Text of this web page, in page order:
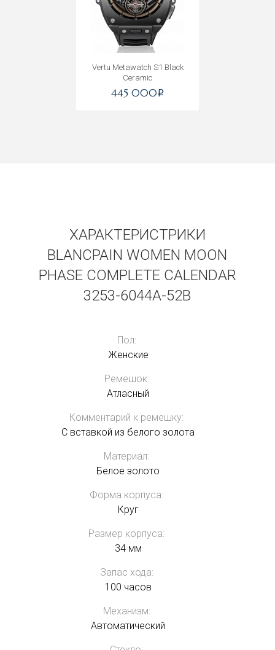
Vertu Metawatch S1 Black
Ceramic
445 000i
ХАРАКТЕРИСТРИКИ
BLANCPAIN WOMEN MOON
PHASE COMPLETE CALENDAR
3253-6044A-52B
Пол:
Женские
Ремешок:
Атласный
Комментарий к ремешку:
С вставкой из белого золота
Материал:
Белое золото
Форма корпуса:
Круг
Размер корпуса:
34 мм
Запас хода:
100 часов
Механизм:
Автоматический
Получать на почту